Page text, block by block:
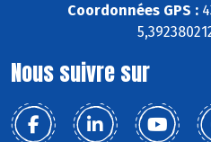
Coordonnées GPS :
Nous suivre sur